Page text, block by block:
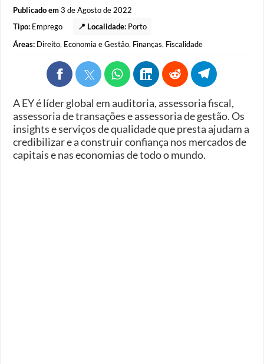
Publicado em3 de Agosto de 2022
Tipo: Emprego 📍 Localidade: Porto
Áreas: Direito, Economia e Gestão, Finanças, Fiscalidade
A EY é líder global em auditoria, assessoria fiscal,
assessoria de transações e assessoria de gestão. Os
insights e serviços de qualidade que presta ajudam a
credibilizar e a construir confiança nos mercados de
capitais e nas economias de todo o mundo.